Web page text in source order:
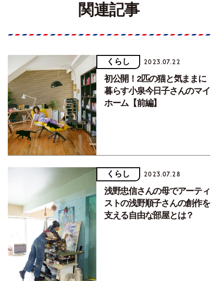
関連記事
くらし 2023.07.22
初公開！2匹の猫と気ままに
暮らす小泉今日子さんのマイ
ホーム【前編】
くらし 2023.07.28
浅野忠信さんの母でアーティ
ストの浅野順子さんの創作を
支える自由な部屋とは？